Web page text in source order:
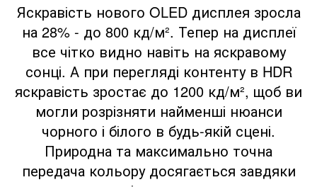
Яскравість нового OLED дисплея зросла
на 28% - до 800 кд/м². Тепер на дисплеї
все чітко видно навіть на яскравому
сонці. А при перегляді контенту в HDR
яскравість зростає до 1200 кд/м², щоб ви
могли розрізняти найменші нюанси
чорного і білого в будь-якій сцені.
Природна та максимально точна
передача кольору досягається завдяки